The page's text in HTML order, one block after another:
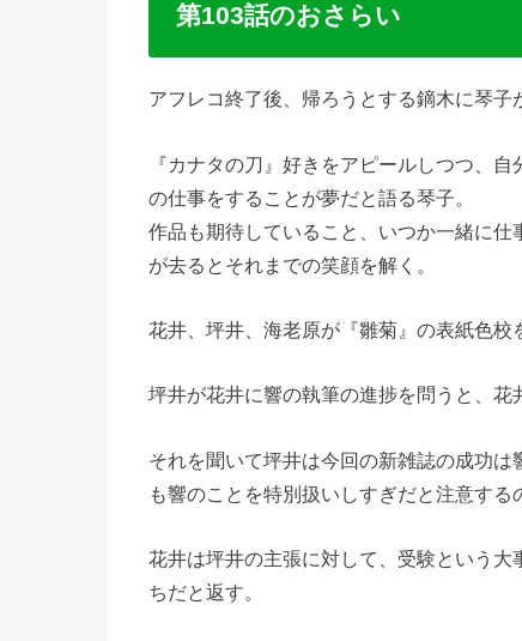
第103話のおさらい
アフレコ終了後、帰ろうとする鏑木に琴子
『カナタの刀』好きをアピールしつつ、
の仕事をすることが夢だと語る琴子。
作品も期待していること、いつか一緒に
が去るとそれまでの笑顔を解く。
花井、坪井、海老原が『雛菊』の表紙色校
坪井が花井に響の執筆の進捗を問うと、花
それを聞いて坪井は今回の新雑誌の成功
も響のことを特別扱いしすぎだと注意する
花井は坪井の主張に対して、受験という
ちだと返す。